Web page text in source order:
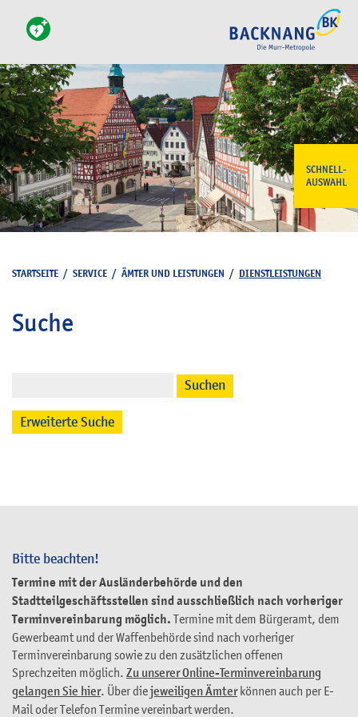
SCHNELL-
AUSWAHL
Bitte beachten!
Termine mit der Ausländerbehörde und den
Stadtteilgeschäftsstellen sind ausschließlich nach vorheriger
Terminvereinbarung möglich. Termine mit dem Bürgeramt, dem
Gewerbeamt und der Waffenbehörde sind nach vorheriger
Terminvereinbarung sowie zu den zusätzlichen offenen
Sprechzeiten möglich. Zu unserer Online-Terminvereinbarung
gelangen Sie hier. Über diejeweiligen Ämterkönnen auch per E-
Mail oder Telefon Termine vereinbart werden.
STARTSEITE / SERVICE / ÄMTER UND LEISTUNGEN / DIENSTLEISTUNGEN
Suche
Suchen
Erweiterte Suche